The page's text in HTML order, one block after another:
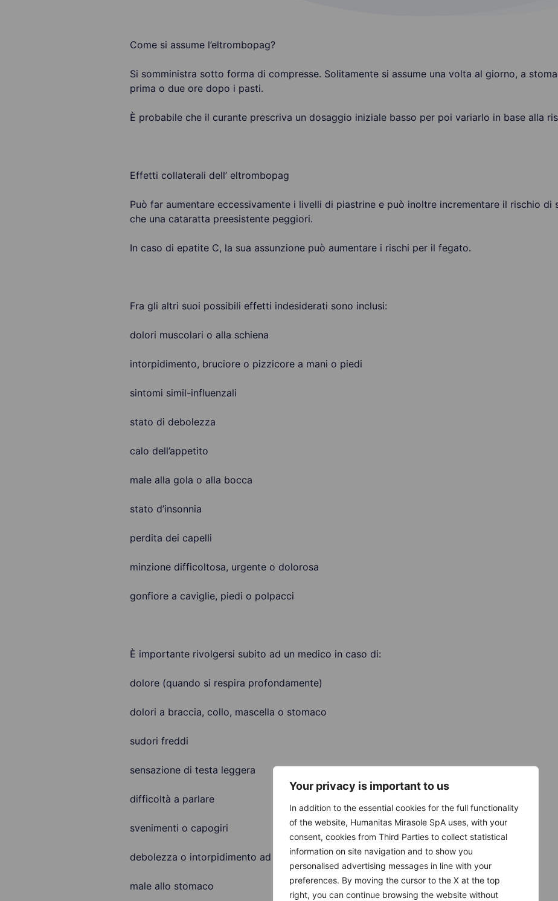
Your privacy is important to us
In addition to the essential cookies for the full functionality
of the website, Humanitas Mirasole SpA uses, with your
consent, cookies from Third Parties to collect statistical
information on site navigation and to show you
personalised advertising messages in line with your
preferences. By moving the cursor to the X at the top
right, you can continue browsing the website without
Come si assume l’eltrombopag?
Si somministra sotto forma di compresse. Solitamente si assume una volta al giorno, a
prima o due ore dopo i pasti.
È probabile che il curante prescriva un dosaggio iniziale basso per poi variarlo in base alla
Effetti collaterali dell’ eltrombopag
Può far aumentare eccessivamente i livelli di piastrine e può inoltre incrementare il rischio di
che una cataratta preesistente peggiori.
In caso di epatite C, la sua assunzione può aumentare i rischi per il fegato.
Fra gli altri suoi possibili effetti indesiderati sono inclusi:
dolori muscolari o alla schiena
intorpidimento, bruciore o pizzicore a mani o piedi
sintomi simil-influenzali
stato di debolezza
calo dell’appetito
male alla gola o alla bocca
stato d’insonnia
perdita dei capelli
minzione difficoltosa, urgente o dolorosa
gonfiore a caviglie, piedi o polpacci
È importante rivolgersi subito ad un medico in caso di:
dolore (quando si respira profondamente)
dolori a braccia, collo, mascella o stomaco
sudori freddi
sensazione di testa leggera
difficoltà a parlare
svenimenti o capogiri
debolezza o intorpidimento ad un braccio o ad una gamba
male allo stomaco